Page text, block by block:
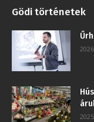
Gödi történetek